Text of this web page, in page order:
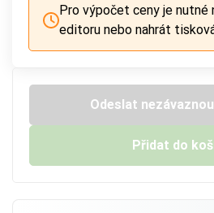
Pro výpočet ceny je
editoru nebo nahrát
Odeslat
Přidat do